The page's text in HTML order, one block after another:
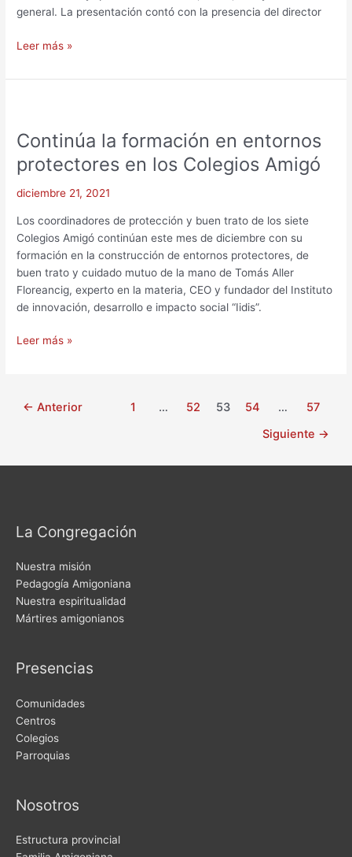
general. La presentación contó con la presencia del director
Leer más »
Continúa la formación en entornos
protectores en los Colegios Amigó
diciembre 21, 2021
Los coordinadores de protección y buen trato de los siete
Colegios Amigó continúan este mes de diciembre con su
formación en la construcción de entornos protectores, de
buen trato y cuidado mutuo de la mano de Tomás Aller
Floreancig, experto en la materia, CEO y fundador del Instituto
de innovación, desarrollo e impacto social “Iidis”.
formación
entornos
protectores
los
Colegios
Amigó
Leer más »
← Anterior 1 … 52 53 54 …
57
Siguiente →
La Congregación
Nuestra misión
Pedagogía Amigoniana
Nuestra espiritualidad
Mártires amigonianos
Presencias
Comunidades
Centros
Colegios
Parroquias
Nosotros
Estructura provincial